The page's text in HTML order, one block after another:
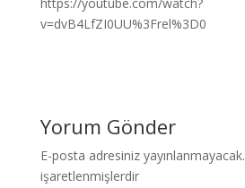
v=dvB4LfZI0UU%3Frel%3D0
Yorum Gönder
E-posta adresiniz yayınlanmayacak.
işaretlenmişlerdir